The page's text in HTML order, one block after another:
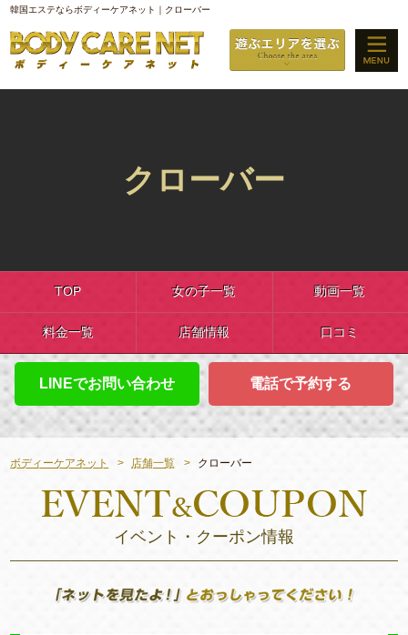
韓国エステならボディーケアネット｜クローバー
クローバー
TOP 女の子一覧 動画一覧
料金一覧 店舗情報 口コミ
LINEでお問い合わせ 電話で予約する
ボディーケアネット 店舗一覧 クローバー
イベント・クーポン情報